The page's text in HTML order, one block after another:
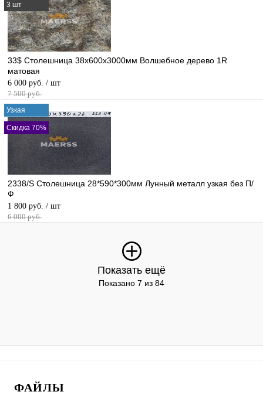
3 шт
33$ Столешница 38х600х3000мм Волшебное дерево 1R
матовая
6 000 руб. / шт
7 500 руб.
Узкая
Скидка 70%
2338/S Столешница 28*590*300мм Лунный металл узкая без П/
Ф
1 800 руб. / шт
6 000 руб.
Показать ещё
Показано 7 из 84
ФАЙЛЫ